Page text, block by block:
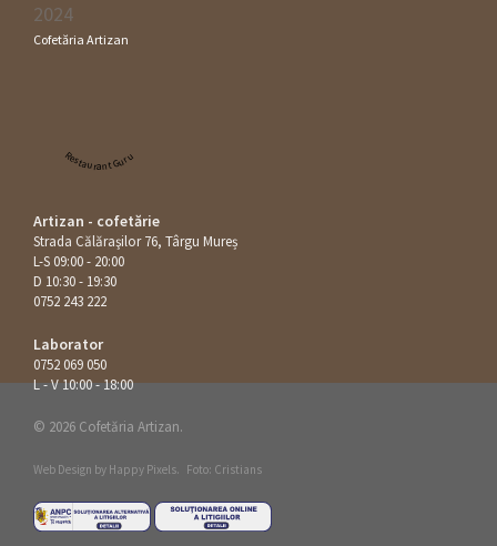
2024
Cofetăria Artizan
Restaurant Guru
Artizan - cofetărie
Strada Călăraşilor 76, Târgu Mureș
L-S 09:00 - 20:00
D 10:30 - 19:30
0752 243 222
Laborator
0752 069 050
L - V 10:00 - 18:00
© 2026 Cofetăria Artizan.
Web Design by Happy Pixels. Foto: Cristians